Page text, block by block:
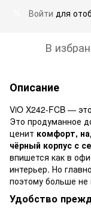
Войти для
В
Описание
ViO X242-FCB —
Это продуманное
ценит комфорт,
чёрный корпус с
впишется как в
интерьер. Но
поэтому больше
Удобство